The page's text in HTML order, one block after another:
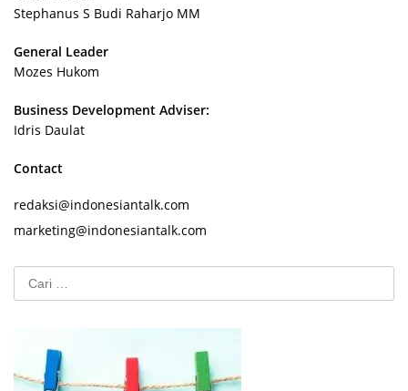
Stephanus S Budi Raharjo MM
General Leader
Mozes Hukom
Business Development Adviser:
Idris Daulat
Contact
redaksi@indonesiantalk.com
marketing@indonesiantalk.com
Cari
untuk: